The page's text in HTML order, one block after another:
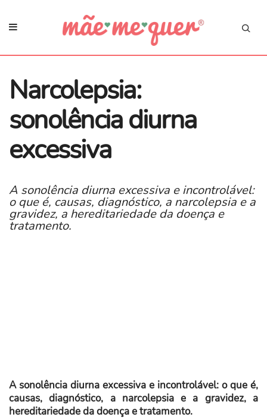
Narcolepsia:
sonolência diurna
excessiva
A sonolência diurna excessiva e incontrolável:
o que é, causas, diagnóstico, a narcolepsia e a
gravidez, a hereditariedade da doença e
tratamento.
A sonolência diurna excessiva e incontrolável: o que é,
causas, diagnóstico, a narcolepsia e a gravidez, a
hereditariedade da doença e tratamento.